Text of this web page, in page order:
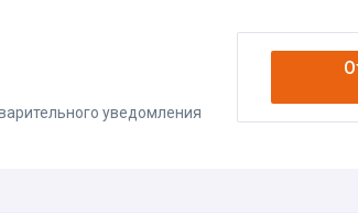
уведомления